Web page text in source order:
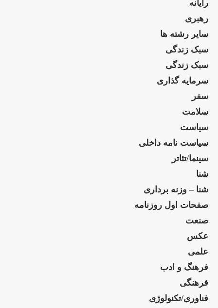
رایانه
رهبری
سایر رشته ها
سبک زندگی
سبک زندگی
سرمایه گذاری
سفر
سلامت
سیاست
سیاست نامه داخلی
سینما/تئاتر
شنا
شنا – وزنه برداری
صفحات اول روزنامه
صنعت
عکس
علمی
فرهنگ و ادب
فرهنگی
فناوری/تکنولوژی